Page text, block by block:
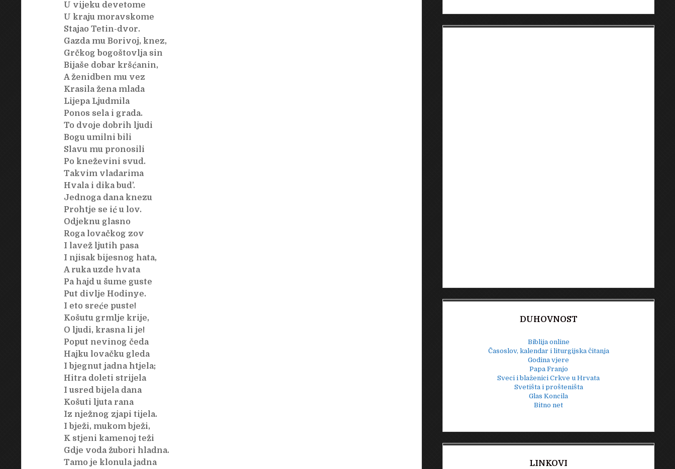
U vijeku devetome
U kraju moravskome
Stajao Tetin-dvor.
Gazda mu Borivoj, knez,
Grčkog bogoštovlja sin
Bijaše dobar kršćanin,
A ženidben mu vez
Krasila žena mlada
Lijepa Ljudmila
Ponos sela i grada.
To dvoje dobrih ljudi
Bogu umilni bili
Slavu mu pronosili
Po kneževini svud.
Takvim vladarima
Hvala i dika bud’.
Jednoga dana knezu
Prohtje se ić u lov.
Odjeknu glasno
Roga lovačkog zov
I lavež ljutih pasa
I njisak bijesnog hata,
A ruka uzde hvata
Pa hajd u šume guste
Put divlje Hodinye.
I eto sreće puste!
Košutu grmlje krije,
O ljudi, krasna li je!
Poput nevinog čeda
Hajku lovačku gleda
I bjegnut jadna htjela;
Hitra doleti strijela
I usred bijela dana
Košuti ljuta rana
Iz nježnog zjapi tijela.
I bježi, mukom bježi,
K stjeni kamenoj teži
Gdje voda žubori hladna.
Tamo je klonula jadna
DUHOVNOST
Biblija online
Časoslov, kalendar i liturgijska čitanja
Godina vjere
Papa Franjo
Sveci i blaženici Crkve u Hrvata
Svetišta i prošteništa
Glas Koncila
Bitno net
LINKOVI